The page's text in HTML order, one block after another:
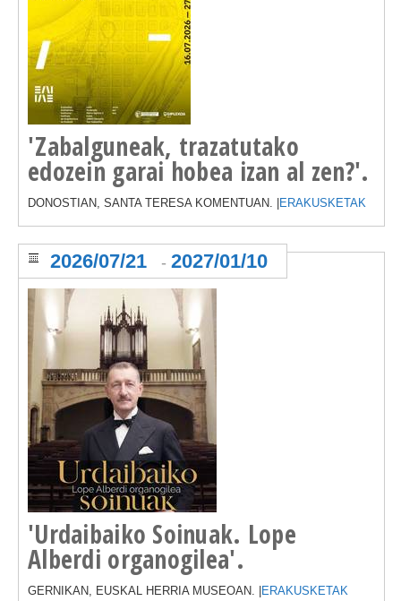
'Zabalguneak, trazatutako
edozein garai hobea izan al zen?'.
DONOSTIAN, SANTA TERESA KOMENTUAN. | ERAKUSKETAK
'Urdaibaiko Soinuak. Lope
Alberdi organogilea'.
2026/07/21 - 2027/01/10
GERNIKAN, EUSKAL HERRIA MUSEOAN. | ERAKUSKETAK